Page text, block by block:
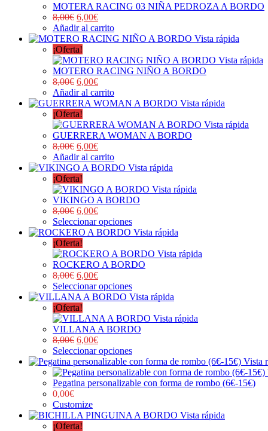
MOTERA RACING 03 NIÑA PEDROZA A BORDO
8,00€ 6,00€
Añadir al carrito
Vista rápida
¡Oferta!
Vista rápida
MOTERO RACING NIÑO A BORDO
8,00€ 6,00€
Añadir al carrito
Vista rápida
¡Oferta!
Vista rápida
GUERRERA WOMAN A BORDO
8,00€ 6,00€
Añadir al carrito
Vista rápida
¡Oferta!
Vista rápida
VIKINGO A BORDO
8,00€ 6,00€
Seleccionar opciones
Vista rápida
¡Oferta!
Vista rápida
ROCKERO A BORDO
8,00€ 6,00€
Seleccionar opciones
Vista rápida
¡Oferta!
Vista rápida
VILLANA A BORDO
8,00€ 6,00€
Seleccionar opciones
Vista
Pegatina personalizable con forma de rombo (6€-15€)
0,00€
Customize
Vista rápida
¡Oferta!